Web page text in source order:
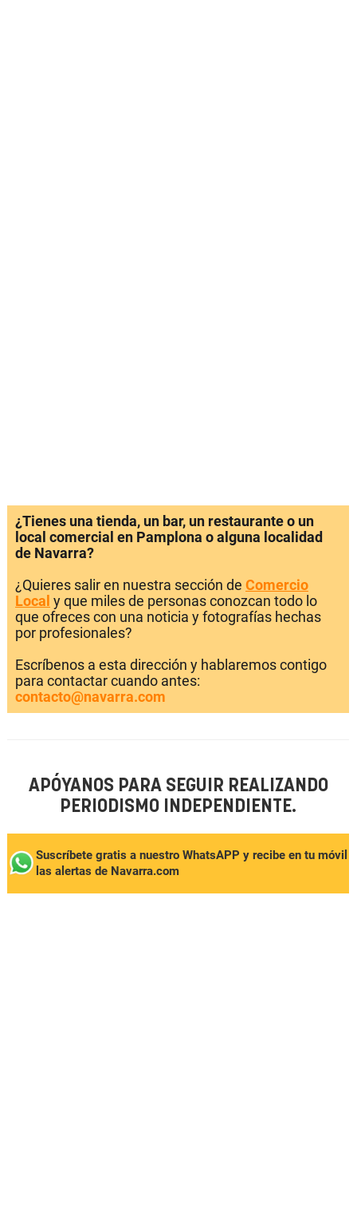
¿Tienes una tienda, un bar, un restaurante o un
local comercial en Pamplona o alguna localidad
de Navarra?
¿Quieres salir en nuestra sección de Comercio
Local y que miles de personas conozcan todo lo
que ofreces con una noticia y fotografías hechas
por profesionales?
Escríbenos a esta dirección y hablaremos contigo
para contactar cuando antes:
contacto@navarra.com
APÓYANOS PARA SEGUIR REALIZANDO
PERIODISMO INDEPENDIENTE.
Suscríbete gratis a nuestro WhatsAPP y recibe en tu móvil
las alertas de Navarra.com